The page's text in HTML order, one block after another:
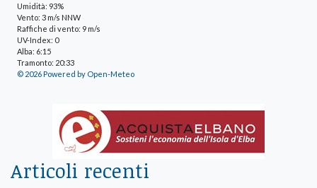
Umidità: 93%
Vento: 3 m/s NNW
Raffiche di vento: 9 m/s
UV-Index: 0
Alba: 6:15
Tramonto: 20:33
© 2026 Powered by Open-Meteo
Articoli recenti